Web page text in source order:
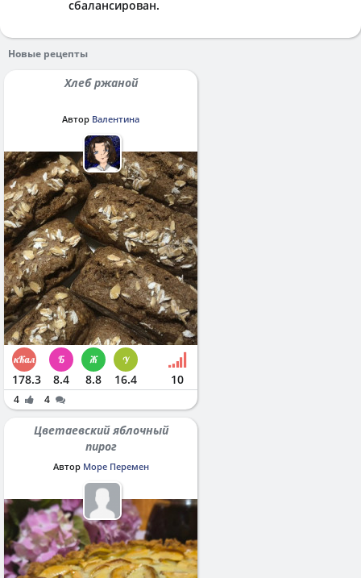
сбалансирован.
Новые рецепты
Хлеб ржаной
Автор Валентина
178.3 8.4 8.8 16.4 10
4 4
Цветаевский яблочный
пирог
Автор Море Перемен